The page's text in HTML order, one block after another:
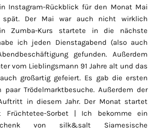
Instagram-Rückblick für den Monat Mai
spät. Der Mai war auch nicht wirklich
Zumba-Kurs startete in die nächste
ich jeden Dienstagabend (also auch
gefunden. Außerdem
vom Lieblingsmann 91 Jahre alt und das
großartig gefeiert. Es gab die ersten
paar Trödelmarktbesuche. Außerdem der
in diesem Jahr. Der Monat startet
Sorbet | Ich bekomme ein
von silk&salt Siamesische